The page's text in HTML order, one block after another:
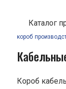
Каталог
короб
Короб